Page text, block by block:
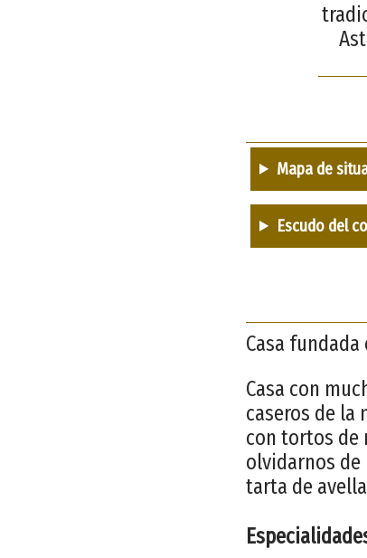
Mapa de
Escudo del
Casa
Casa con
caseros de la
con tortos de
olvidarnos de
tarta de